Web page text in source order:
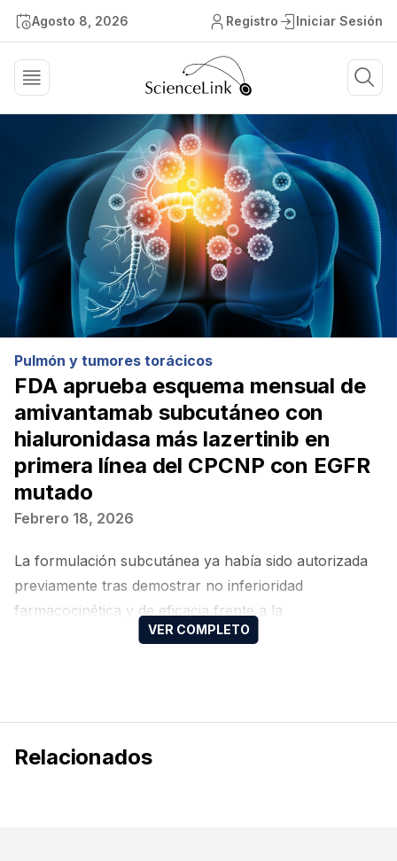
Agosto 8, 2026 Registro Iniciar Sesión
Pulmón y tumores torácicos
FDA aprueba esquema mensual de
amivantamab subcutáneo con
hialuronidasa más lazertinib en
primera línea del CPCNP con EGFR
mutado
Febrero 18, 2026
La formulación subcutánea ya había sido autorizada
previamente tras demostrar no inferioridad
farmacocinética y de eficacia frente a la
administración intravenosa en el ensayo fase III
con lazertinib en primera línea, mostrando tasas
Relacionados